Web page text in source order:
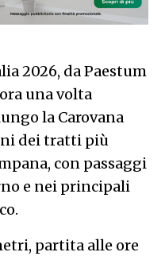
2026, da Paestum
una volta
la Carovana
dei tratti più
con passaggi
e nei principali
partita alle ore